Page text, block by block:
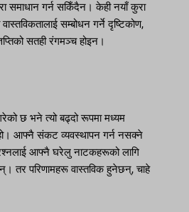
समाधान गर्न सकिँदैन। केही नयाँ कुरा
सम्बोधन गर्ने दृष्टिकोण,
सतही रंगमञ्च होइन।
छ भने त्यो बढ्दो रूपमा मध्यम
हो। आफ्नै संकट व्यवस्थापन गर्न नसक्ने
आफ्नै घरेलु नाटकहरूको लागि
तर परिणामहरू वास्तविक हुनेछन्, चाहे